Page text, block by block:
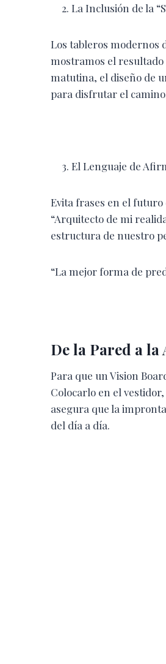
La Inclusión de la
Los tableros modernos
mostramos el resultado
matutina, el diseño de
para disfrutar el
El Lenguaje de
Evita frases en el futuro
“Arquitecto de mi
estructura de nuestro
“La mejor forma de
De la Pared a la
Para que un Vision
Colocarlo en el
asegura que la
del día a día.